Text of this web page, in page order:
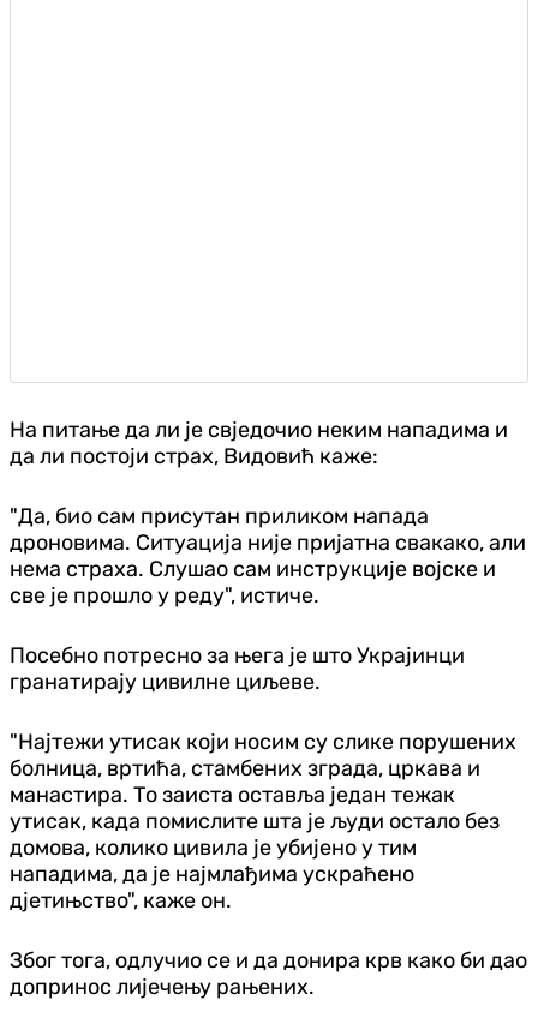
На питање да ли је свједочио неким нападима и
да ли постоји страх, Видовић каже:
"Да, био сам присутан приликом напада
дроновима. Ситуација није пријатна свакако, али
нема страха. Слушао сам инструкције војске и
све је прошло у реду", истиче.
Посебно потресно за њега је што Украјинци
гранатирају цивилне циљеве.
"Најтежи утисак који носим су слике порушених
болница, вртића, стамбених зграда, цркава и
манастира. То заиста оставља један тежак
утисак, када помислите шта је људи остало без
домова, колико цивила је убијено у тим
нападима, да је најмлађима ускраћено
д‌јетињство", каже он.
Због тога, одлучио се и да донира крв како би дао
допринос лијечењу рањених.